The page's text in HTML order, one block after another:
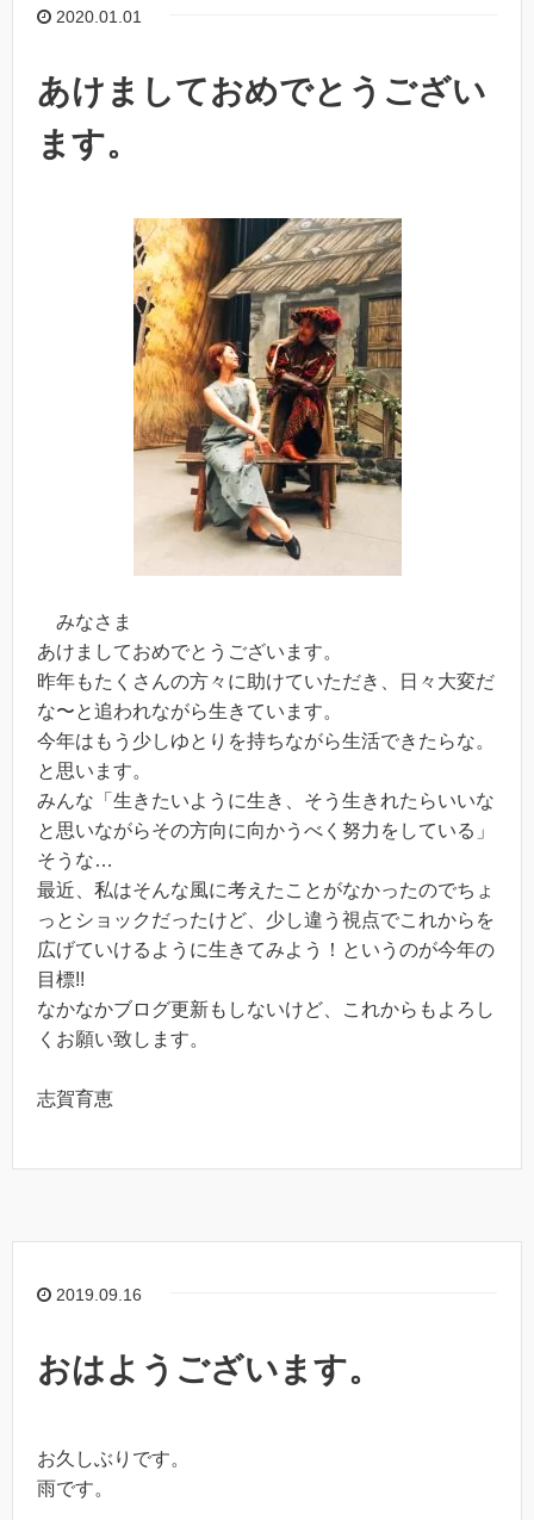
2020.01.01
あけましておめでとうござい
ます。
みなさま
あけましておめでとうございます。
昨年もたくさんの方々に助けていただき、日々大変だ
な〜と追われながら生きています。
今年はもう少しゆとりを持ちながら生活できたらな。
と思います。
みんな「生きたいように生き、そう生きれたらいいな
と思いながらその方向に向かうべく努力をしている」
そうな…
最近、私はそんな風に考えたことがなかったのでちょ
っとショックだったけど、少し違う視点でこれからを
広げていけるように生きてみよう！というのが今年の
目標!!
なかなかブログ更新もしないけど、これからもよろし
くお願い致します。
志賀育恵
2019.09.16
おはようございます。
お久しぶりです。
雨です。